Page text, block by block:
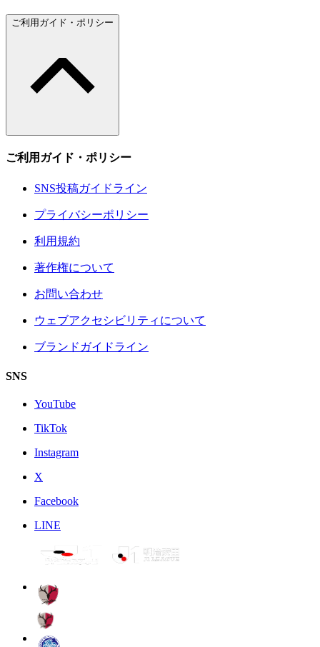
ご利用ガイド・ポリシー
ご利用ガイド・ポリシー
SNS投稿ガイドライン
プライバシーポリシー
利用規約
著作権について
お問い合わせ
ウェブアクセシビリティについて
ブランドガイドライン
SNS
YouTube
TikTok
Instagram
X
Facebook
LINE